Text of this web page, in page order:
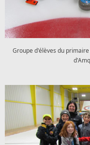
Groupe d'élèves du